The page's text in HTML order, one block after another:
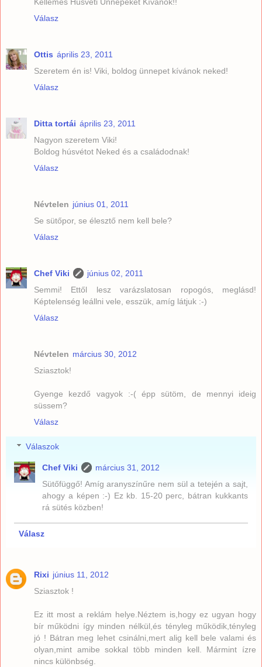
Kellemes Húsvéti Ünnepeket Kívánok!!
Válasz
Ottis április 23, 2011
Szeretem én is! Viki, boldog ünnepet kívánok neked!
Válasz
Ditta tortái április 23, 2011
Nagyon szeretem Viki!
Boldog húsvétot Neked és a családodnak!
Válasz
Névtelen június 01, 2011
Se sütőpor, se élesztő nem kell bele?
Válasz
Chef Viki
június 02, 2011
Semmi! Ettől lesz varázslatosan ropogós, meglásd!
Képtelenség leállni vele, esszük, amíg látjuk :-)
Válasz
Névtelen március 30, 2012
Sziasztok!
Gyenge kezdő vagyok :-( épp sütöm, de mennyi ideig
süssem?
Válasz
Válaszok
Chef Viki
március 31, 2012
Sütőfüggő! Amíg aranyszínűre nem sül a tetején a sajt,
ahogy a képen :-) Ez kb. 15-20 perc, bátran kukkants
rá sütés közben!
Válasz
Rixi június 11, 2012
Sziasztok !
Ez itt most a reklám helye.Néztem is,hogy ez ugyan hogy
bír működni így minden nélkül,és tényleg működik,tényleg
jó ! Bátran meg lehet csinálni,mert alig kell bele valami és
olyan,mint amibe sokkal több minden kell. Mármint ízre
nincs különbség.